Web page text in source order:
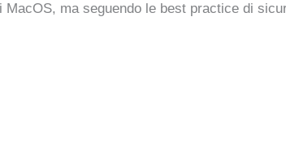
ma seguendo le best practice di